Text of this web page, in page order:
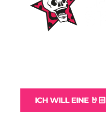
ICH WILL EINE 🤘🏻